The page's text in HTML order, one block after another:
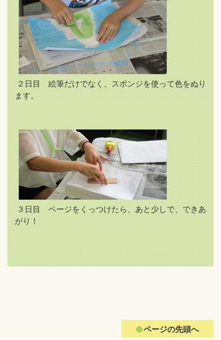
２日目 絵筆だけでなく、スポンジを使って色をぬり
ます。
３日目 ページをくっつけたら、あと少しで、できあ
がり！
ページの先頭へ